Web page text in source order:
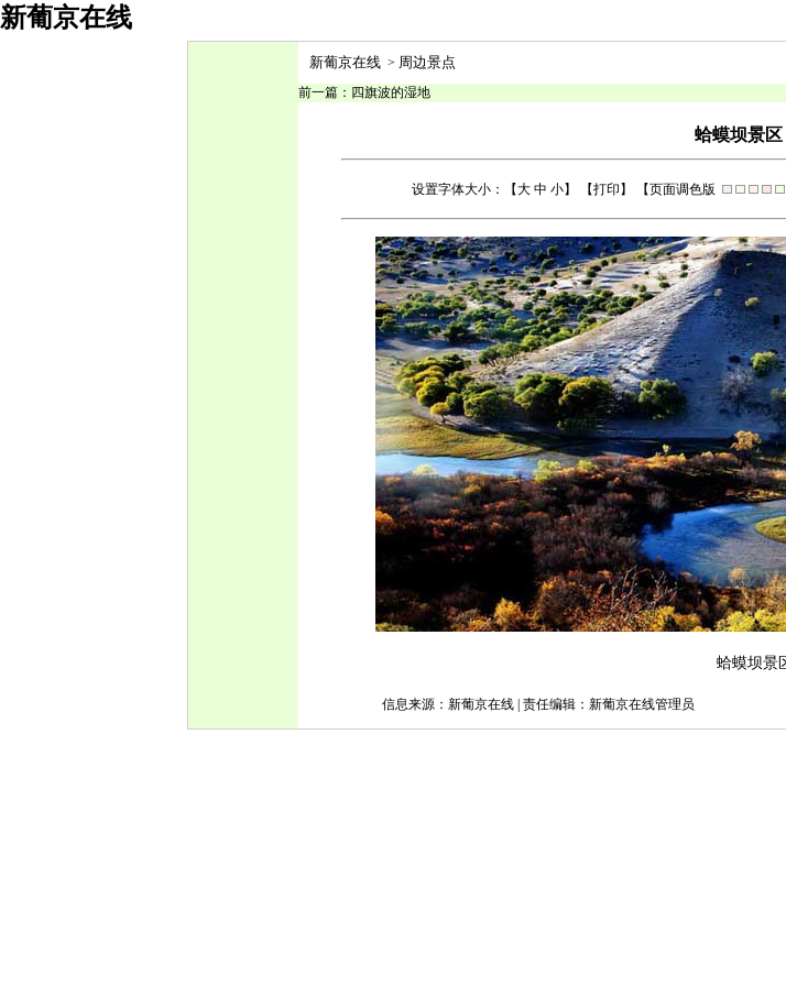
新葡京在线
新葡京在线 > 周边景点
前一篇： 四旗波的湿地
蛤蟆坝景区
设置字体大小：【大 中 小】 【打印 】 【页面调色版
蛤蟆坝景
信息来源：新葡京在线 | 责任编辑：新葡京在线管理员